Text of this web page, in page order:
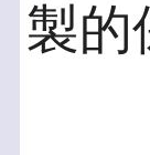
製的